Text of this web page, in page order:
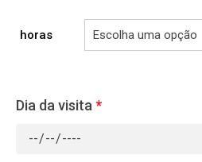
horas
Dia da visita *